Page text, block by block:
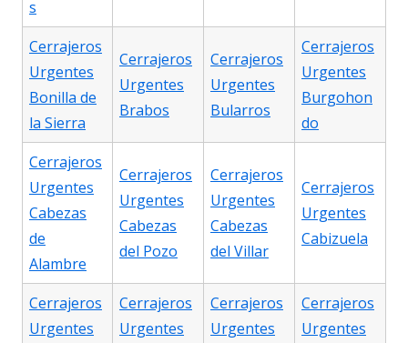
s
Cerrajeros
Urgentes
Bonilla de
la Sierra
Cerrajeros
Urgentes
Brabos
Cerrajeros
Urgentes
Bularros
Cerrajeros
Urgentes
Burgohon
do
Cerrajeros
Urgentes
Cabezas
de
Alambre
Cerrajeros
Urgentes
Cabezas
del Pozo
Cerrajeros
Urgentes
Cabezas
del Villar
Cerrajeros
Urgentes
Cabizuela
Cerrajeros
Urgentes
Cerrajeros
Urgentes
Cerrajeros
Urgentes
Cerrajeros
Urgentes